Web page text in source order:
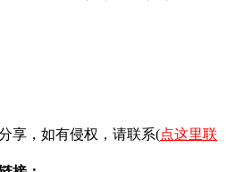
享，如有侵权，请联系(点这里联